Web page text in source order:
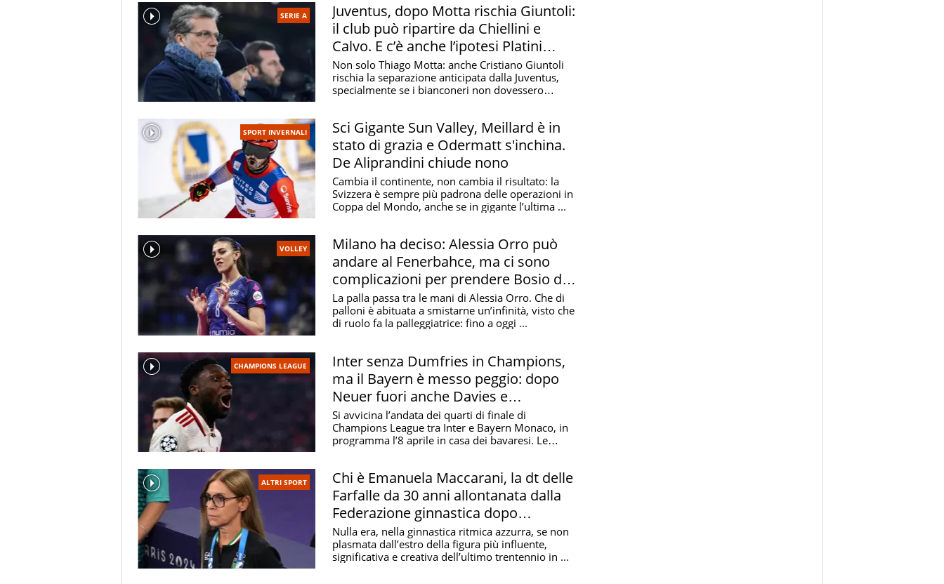
SERIE A
Juventus, dopo Motta rischia Giuntoli:
il club può ripartire da Chiellini e
Calvo. E c’è anche l’ipotesi Platini
presidente
Non solo Thiago Motta: anche Cristiano Giuntoli
rischia la separazione anticipata dalla Juventus,
specialmente se i bianconeri non dovessero
SPORT INVERNALI
Sci Gigante Sun Valley, Meillard è in
stato di grazia e Odermatt s'inchina.
De Aliprandini chiude nono
Cambia il continente, non cambia il risultato: la
Svizzera è sempre più padrona delle operazioni in
Coppa del Mondo, anche se in gigante l’ultima ...
VOLLEY
Milano ha deciso: Alessia Orro può
andare al Fenerbahce, ma ci sono
complicazioni per prendere Bosio da
Novara
La palla passa tra le mani di Alessia Orro. Che di
palloni è abituata a smistarne un’infinità, visto che
di ruolo fa la palleggiatrice: fino a oggi ...
CHAMPIONS LEAGUE
Inter senza Dumfries in Champions,
ma il Bayern è messo peggio: dopo
Neuer fuori anche Davies e
Upamecano
Si avvicina l’andata dei quarti di finale di
Champions League tra Inter e Bayern Monaco, in
programma l’8 aprile in casa dei bavaresi. Le
ALTRI SPORT
Chi è Emanuela Maccarani, la dt delle
Farfalle da 30 anni allontanata dalla
Federazione ginnastica dopo
l'inchiesta sui maltrattamenti
Nulla era, nella ginnastica ritmica azzurra, se non
plasmata dall’estro della figura più influente,
significativa e creativa dell’ultimo trentennio in ...